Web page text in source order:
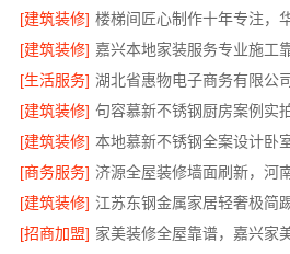
[建筑装修] 楼梯间匠心制作十年专注，
[建筑装修]
[生活服务] 湖北省惠物电子商务有限公
[建筑装修] 句容慕新不锈钢厨房案例实
[建筑装修] 本地慕新不锈钢全案设计卧
[商务服务]
[建筑装修] 江苏东钢金属家居轻奢极简
[招商加盟] 家美装修全屋靠谱，嘉兴家